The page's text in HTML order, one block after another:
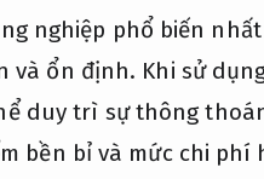
nghiệp phổ biến
ổn định. Khi sử
duy trì sự thông
bền bỉ và mức chi phí